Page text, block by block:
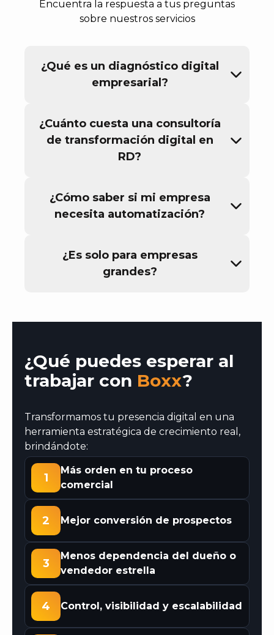
Encuentra la respuesta a tus preguntas
sobre nuestros servicios
¿Qué es un diagnóstico digital
empresarial?
¿Cuánto cuesta una consultoría
de transformación digital en
RD?
¿Cómo saber si mi empresa
necesita automatización?
¿Es solo para empresas
grandes?
¿Qué puedes esperar al
trabajar con Boxx?
Transformamos tu presencia digital en una
herramienta estratégica de crecimiento real,
brindándote:
1
Más orden en tu proceso
comercial
2 Mejor conversión de prospectos
3
Menos dependencia del dueño o
vendedor estrella
4 Control, visibilidad y escalabilidad